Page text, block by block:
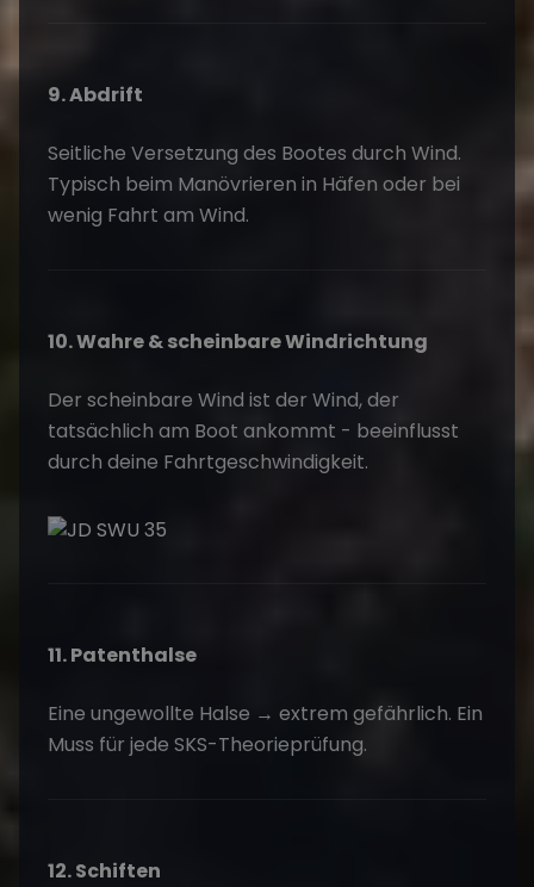
9. Abdrift
Seitliche Versetzung des Bootes durch Wind.
Typisch beim Manövrieren in Häfen oder bei
wenig Fahrt am Wind.
10. Wahre & scheinbare Windrichtung
Der scheinbare Wind ist der Wind, der
tatsächlich am Boot ankommt - beeinflusst
durch deine Fahrtgeschwindigkeit.
11. Patenthalse
Eine ungewollte Halse → extrem gefährlich. Ein
Muss für jede SKS-Theorieprüfung.
12. Schiften